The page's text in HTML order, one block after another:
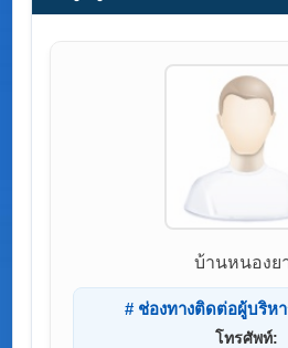
บ้านหนองย
# ช่องทางติดต่อผู้บริหา
โทรศัพท์: